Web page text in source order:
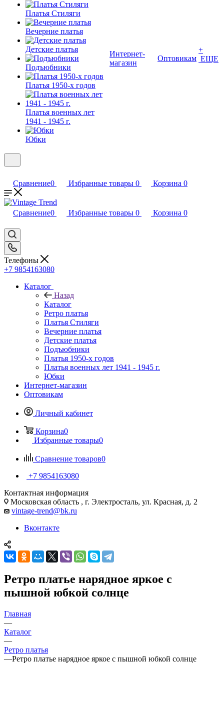
Платья Стиляги
Вечерние платья
Детские платья
Подъюбники
Платья 1950-х годов
Платья военных лет
1941 - 1945 г.
Юбки
Интернет-
магазин
Оптовикам
+
ЕЩЕ
Сравнение0 Избранные товары 0 Корзина 0
Сравнение0 Избранные товары 0 Корзина 0
Телефоны
+7 9854163080
Каталог
Назад
Каталог
Ретро платья
Платья Стиляги
Вечерние платья
Детские платья
Подъюбники
Платья 1950-х годов
Платья военных лет 1941 - 1945 г.
Юбки
Интернет-магазин
Оптовикам
Личный кабинет
Корзина0
Избранные товары0
Сравнение товаров0
+7 9854163080
Контактная информация
Московская область , г. Электросталь, ул. Красная, д. 2
vintage-trend@bk.ru
Вконтакте
Ретро платье нарядное яркое с
пышной юбкой солнце
Главная
—
Каталог
—
Ретро платья
—Ретро платье нарядное яркое с пышной юбкой солнце